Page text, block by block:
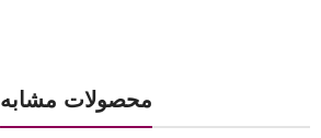
محصولات مشابه